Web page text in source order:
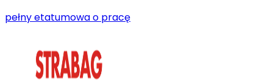
pełny etatumowa o pracę